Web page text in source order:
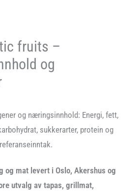
fruits –
og
og næringsinnhold: Energi, fett,
sukkerarter, protein og
og mat levert i Oslo, Akershus og
utvalg av tapas, grillmat,